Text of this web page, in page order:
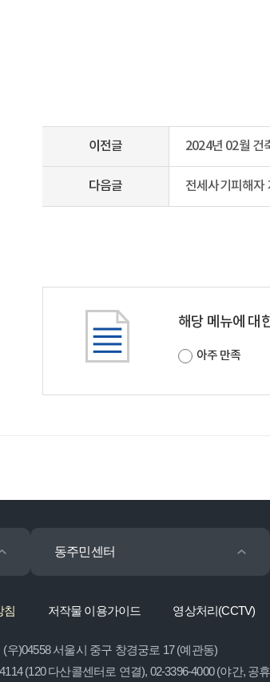
이전글 2024년 02월 건
다음글 전세사기피해자
해당 메뉴에 대
아주 만족
동주민센터
침 저작물 이용가이드 영상처리(CCTV)
(우)04558 서울시 중구 창경궁로 17 (예관동)
(120 다산콜센터로 연결), 02-3396-4000 (야간, 공